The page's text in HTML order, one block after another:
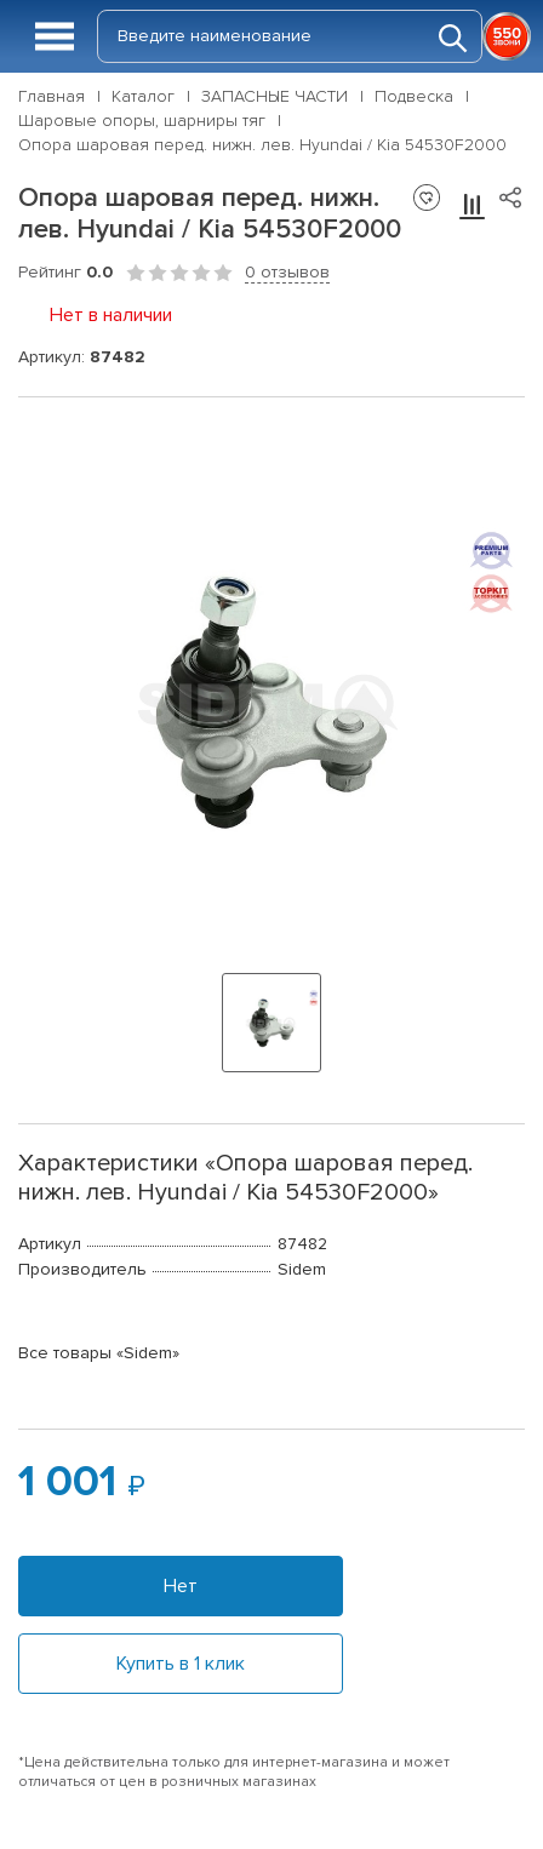
Главная Каталог ЗАПАСНЫЕ ЧАСТИ
Подвеска
Шаровые опоры, шарниры тяг
Опора шаровая перед. нижн. лев. Hyundai / Kia 54530F2000
Опора шаровая перед. нижн.
лев. Hyundai / Kia 54530F2000
Рейтинг 0.0 0 отзывов
Нет в наличии
Артикул: 87482
Характеристики «Опора шаровая перед.
нижн. лев. Hyundai / Kia 54530F2000»
Артикул
87482
Производитель
Sidem
Все товары «Sidem»
1 001
Нет
Купить в 1 клик
*Цена действительна только для интернет-магазина и может
отличаться от цен в розничных магазинах